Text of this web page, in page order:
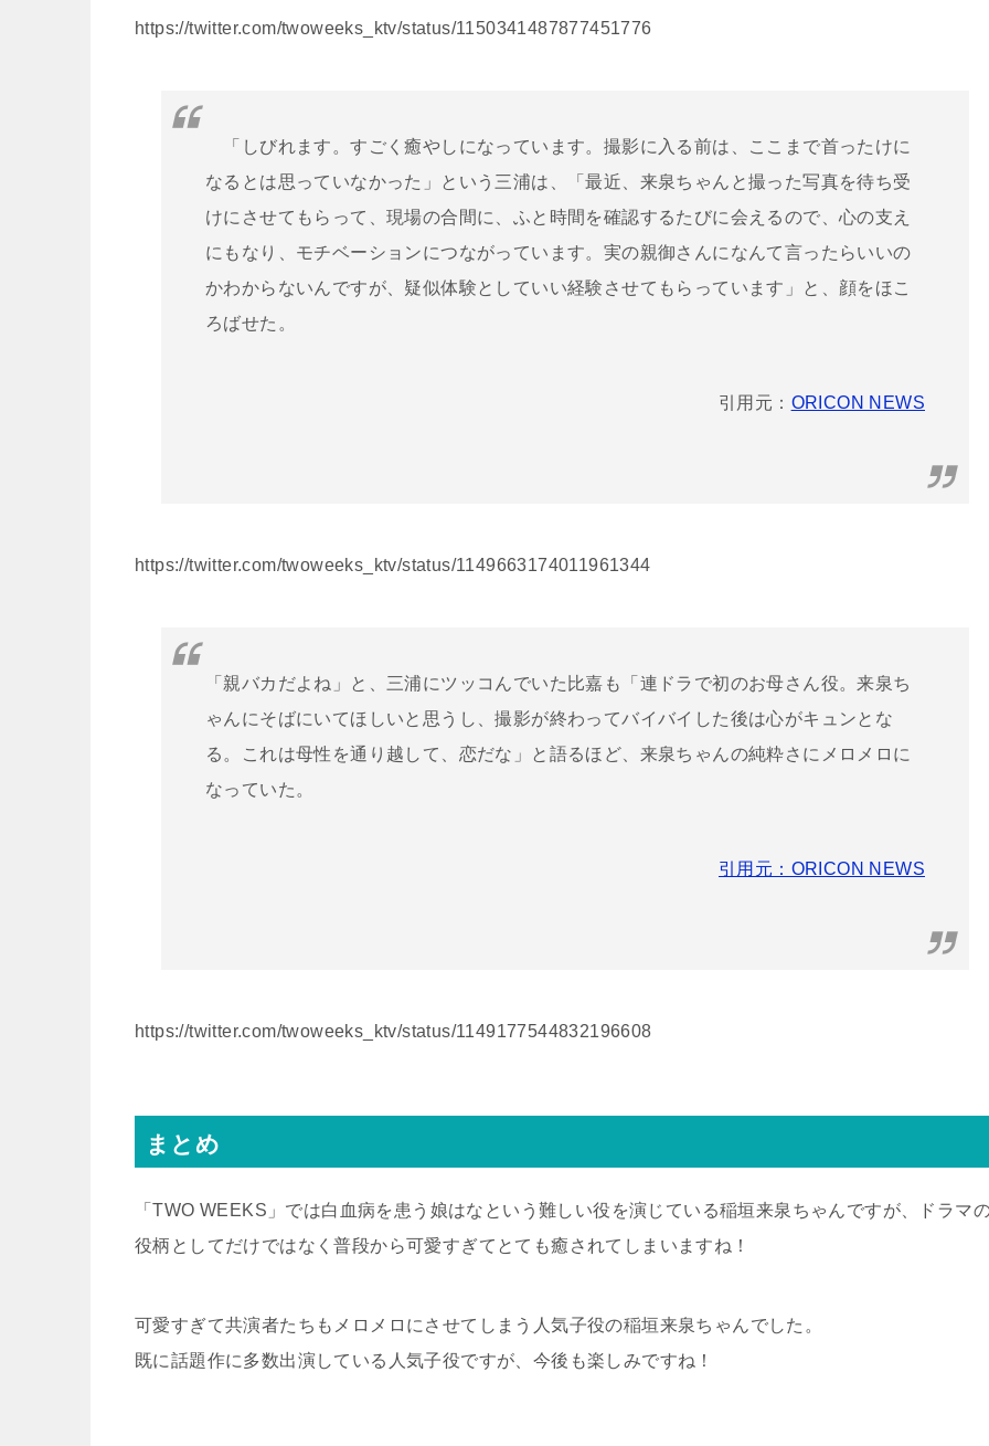
https://twitter.com/twoweeks_ktv/status/1150341487877451776
「しびれます。すごく癒やしになっています。撮影に入る前は、ここまで首ったけに
なるとは思っていなかった」という三浦は、「最近、来泉ちゃんと撮った写真を待ち受
けにさせてもらって、現場の合間に、ふと時間を確認するたびに会えるので、心の支え
にもなり、モチベーションにつながっています。実の親御さんになんて言ったらいいの
かわからないんですが、疑似体験としていい経験させてもらっています」と、顔をほこ
ろばせた。
引用元： ORICON NEWS
https://twitter.com/twoweeks_ktv/status/1149663174011961344
「親バカだよね」と、三浦にツッコんでいた比嘉も「連ドラで初のお母さん役。来泉ち
ゃんにそばにいてほしいと思うし、撮影が終わってバイバイした後は心がキュンとな
る。これは母性を通り越して、恋だな」と語るほど、来泉ちゃんの純粋さにメロメロに
なっていた。
引用元：ORICON NEWS
https://twitter.com/twoweeks_ktv/status/1149177544832196608
まとめ
「TWO WEEKS」では白血病を患う娘はなという難しい役を演じている稲垣来泉ちゃんですが、ドラマ
役柄としてだけではなく普段から可愛すぎてとても癒されてしまいますね！
可愛すぎて共演者たちもメロメロにさせてしまう人気子役の稲垣来泉ちゃんでした。
既に話題作に多数出演している人気子役ですが、今後も楽しみですね！